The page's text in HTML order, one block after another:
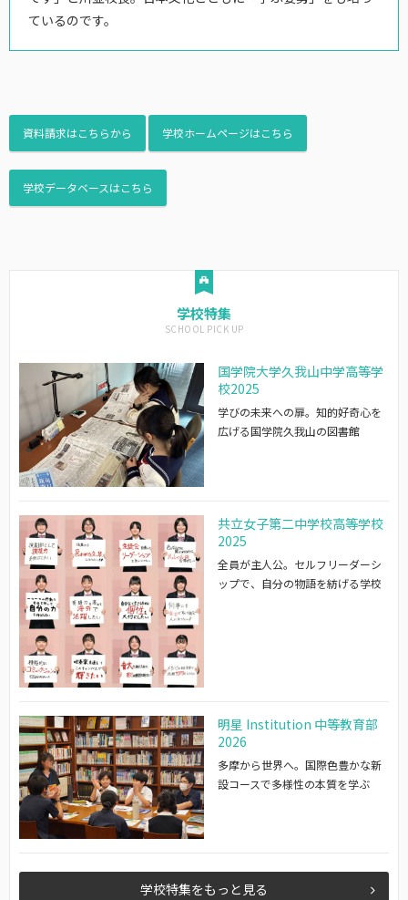
ているのです。
資料請求はこちらから 学校ホームページはこちら
学校データベースはこちら
学校特集
国学院大学久我山中学高等学
校2025
学びの未来への扉。知的好奇心を
広げる国学院久我山の図書館
共立女子第二中学校高等学校
2025
全員が主人公。セルフリーダーシ
ップで、自分の物語を紡げる学校
明星 Institution 中等教育部
2026
多摩から世界へ。国際色豊かな新
設コースで多様性の本質を学ぶ
学校特集をもっと見る